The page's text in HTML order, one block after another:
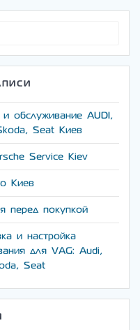
обслуживание AUDI,
Seat Киев
Service Kiev
Киев
перед покупкой
и настройка
для VAG: Audi,
Seat